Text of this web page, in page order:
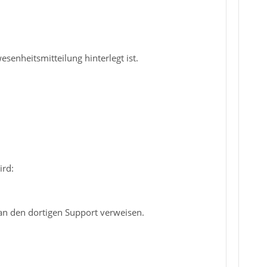
hinterlegt ist.
den dortigen Support verweisen.